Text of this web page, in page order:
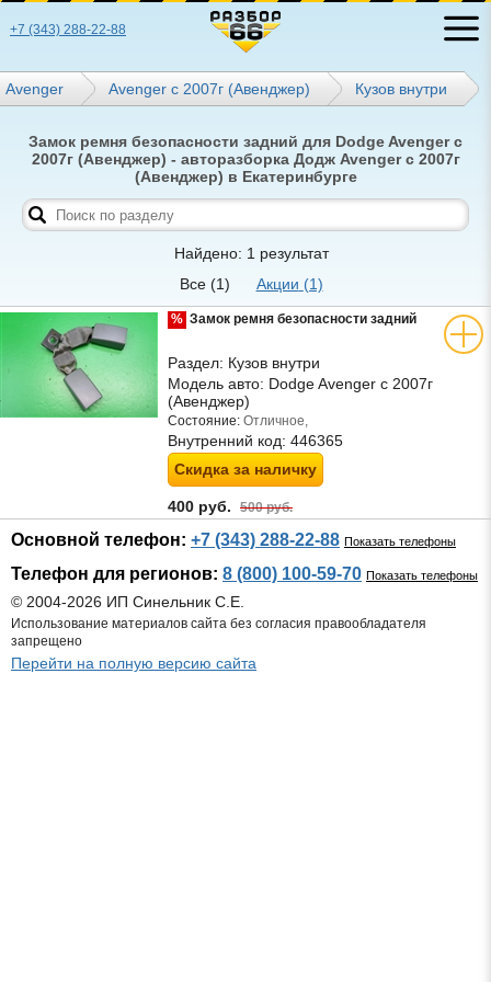
+7 (343) 288-22-88
Avenger Avenger с 2007г (Авенджер) Кузов внутри
Замок ремня безопасности задний для Dodge Avenger с
2007г (Авенджер) - авторазборка Додж Avenger с 2007г
(Авенджер) в Екатеринбурге
Найдено: 1 результат
Все (1) Акции (1)
% Замок ремня безопасности задний
Раздел: Кузов внутри
Модель авто: Dodge Avenger с 2007г
(Авенджер)
Состояние: Отличное,
Внутренний код: 446365
Скидка за наличку
400 руб. 500 руб.
Основной телефон: +7 (343) 288-22-88 Показать телефоны
Телефон для регионов: 8 (800) 100-59-70 Показать телефоны
© 2004-2026 ИП Синельник С.Е.
Использование материалов сайта без согласия правообладателя
запрещено
Перейти на полную версию сайта